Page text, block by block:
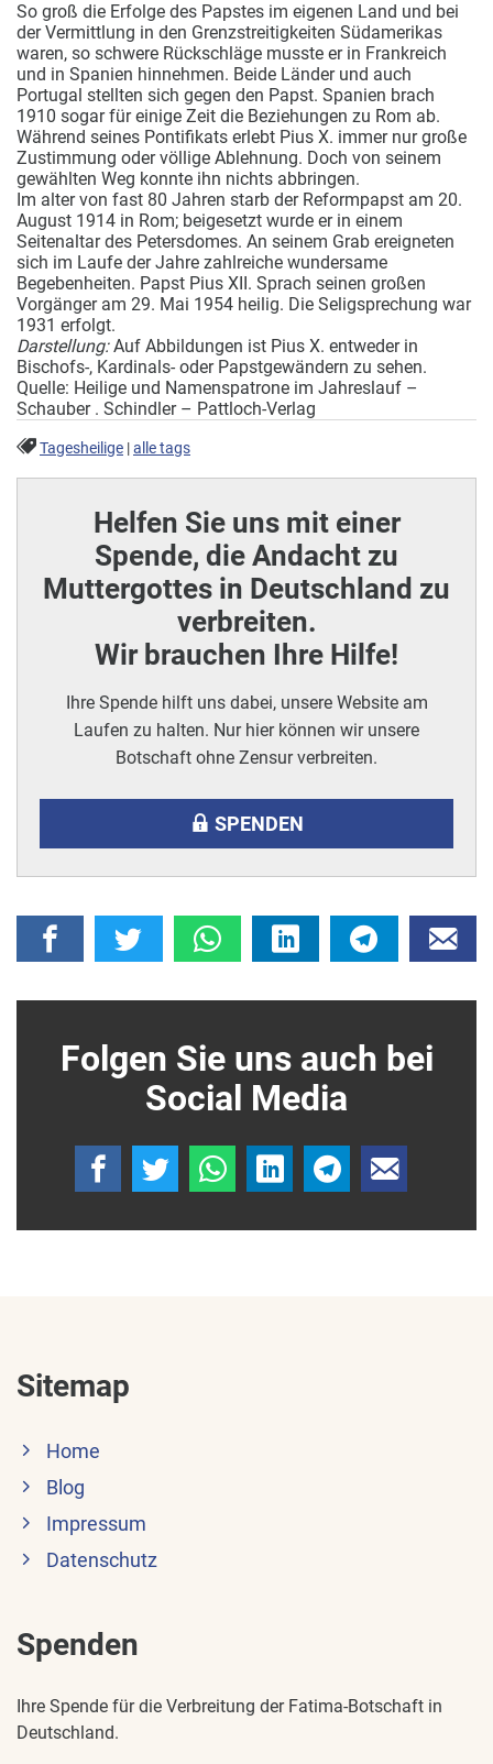
So groß die Erfolge des Papstes im eigenen Land und bei
der Vermittlung in den Grenzstreitigkeiten Südamerikas
waren, so schwere Rückschläge musste er in Frankreich
und in Spanien hinnehmen. Beide Länder und auch
Portugal stellten sich gegen den Papst. Spanien brach
1910 sogar für einige Zeit die Beziehungen zu Rom ab.
Während seines Pontifikats erlebt Pius X. immer nur große
Zustimmung oder völlige Ablehnung. Doch von seinem
gewählten Weg konnte ihn nichts abbringen.
Im alter von fast 80 Jahren starb der Reformpapst am 20.
August 1914 in Rom; beigesetzt wurde er in einem
Seitenaltar des Petersdomes. An seinem Grab ereigneten
sich im Laufe der Jahre zahlreiche wundersame
Begebenheiten. Papst Pius XII. Sprach seinen großen
Vorgänger am 29. Mai 1954 heilig. Die Seligsprechung war
1931 erfolgt.
Darstellung:Auf Abbildungen ist Pius X. entweder in
Bischofs-, Kardinals- oder Papstgewändern zu sehen.
Quelle: Heilige und Namenspatrone im Jahreslauf –
Schauber . Schindler – Pattloch-Verlag
Tagesheilige |alle tags
Helfen Sie uns mit einer
Spende, die Andacht zu
Muttergottes in Deutschland zu
verbreiten.
Wir brauchen Ihre Hilfe!
Ihre Spende hilft uns dabei, unsere Website am
Laufen zu halten. Nur hier können wir unsere
Botschaft ohne Zensur verbreiten.
SPENDEN
Folgen Sie uns auch bei
Social Media
Sitemap
Home
Blog
Impressum
Datenschutz
Spenden
Ihre Spende für die Verbreitung der Fatima-Botschaft in
Deutschland.